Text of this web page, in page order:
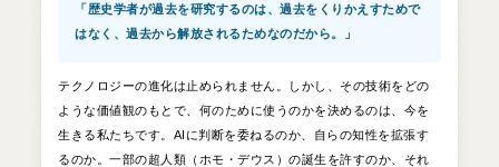
「歴史学者が過去を研究するのは、過去をくりかえすためで
はなく、過去から解放されるためなのだから。」
テクノロジーの進化は止められません。しかし、その技術をどの
ような価値観のもとで、何のために使うのかを決めるのは、今を
生きる私たちです。AIに判断を委ねるのか、自らの知性を拡張す
るのか。一部の超人類（ホモ・デウス）の誕生を許すのか、それ